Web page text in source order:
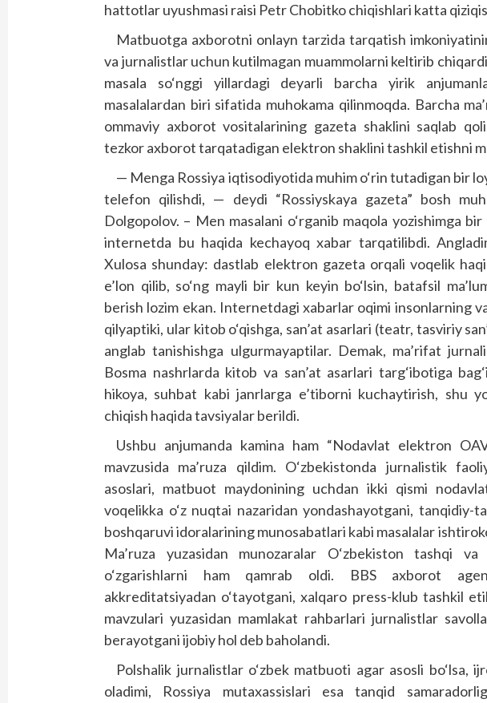
hattotlar uyushmasi raisi Petr Chobitko chiqishlari katta
Matbuotga axborotni onlayn tarzida tarqatish
va jurnalistlar uchun kutilmagan muammolarni keltirib
masala so‘nggi yillardagi deyarli barcha yirik
masalalardan biri sifatida muhokama qilinmoqda. Barcha
ommaviy axborot vositalarining gazeta shaklini saqlab
tezkor axborot tarqatadigan elektron shaklini tashkil etishni
— Menga Rossiya iqtisodiyotida muhim o‘rin tutadigan bir
telefon qilishdi, — deydi “Rossiyskaya gazeta” bosh
Dolgopolov. – Men masalani o‘rganib maqola yozishimga
internetda bu haqida kechayoq xabar tarqatilibdi.
Xulosa shunday: dastlab elektron gazeta orqali voqelik
e’lon qilib, so‘ng mayli bir kun keyin bo‘lsin, batafsil
berish lozim ekan. Internetdagi xabarlar oqimi insonlarning
qilyaptiki, ular kitob o‘qishga, san’at asarlari (teatr, tasviriy
anglab tanishishga ulgurmayaptilar. Demak, ma’rifat
Bosma nashrlarda kitob va san’at asarlari targ‘ibotiga
hikoya, suhbat kabi janrlarga e’tiborni kuchaytirish, shu
chiqish haqida tavsiyalar berildi.
Ushbu anjumanda kamina ham “Nodavlat elektron
mavzusida ma’ruza qildim. O‘zbekistonda jurnalistik
asoslari, matbuot maydonining uchdan ikki qismi
voqelikka o‘z nuqtai nazaridan yondashayotgani, tanqidiy-
boshqaruvi idoralarining munosabatlari kabi masalalar
Ma’ruza yuzasidan munozaralar O‘zbekiston tashqi
o‘zgarishlarni ham qamrab oldi. BBS axborot
akkreditatsiyadan o‘tayotgani, xalqaro press-klub tashkil
mavzulari yuzasidan mamlakat rahbarlari jurnalistlar
berayotgani ijobiy hol deb baholandi.
Polshalik jurnalistlar o‘zbek matbuoti agar asosli bo‘lsa,
oladimi, Rossiya mutaxassislari esa tanqid